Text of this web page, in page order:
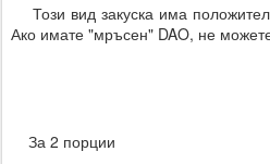
Този вид закуска има
Ако имате "мръсен" DAO, не
За 2 порции